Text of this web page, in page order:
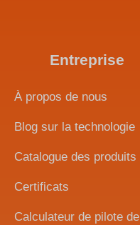
Entreprise
À propos de nous
Blog sur la technologie
Catalogue des produits
Certificats
Calculateur de pilote de